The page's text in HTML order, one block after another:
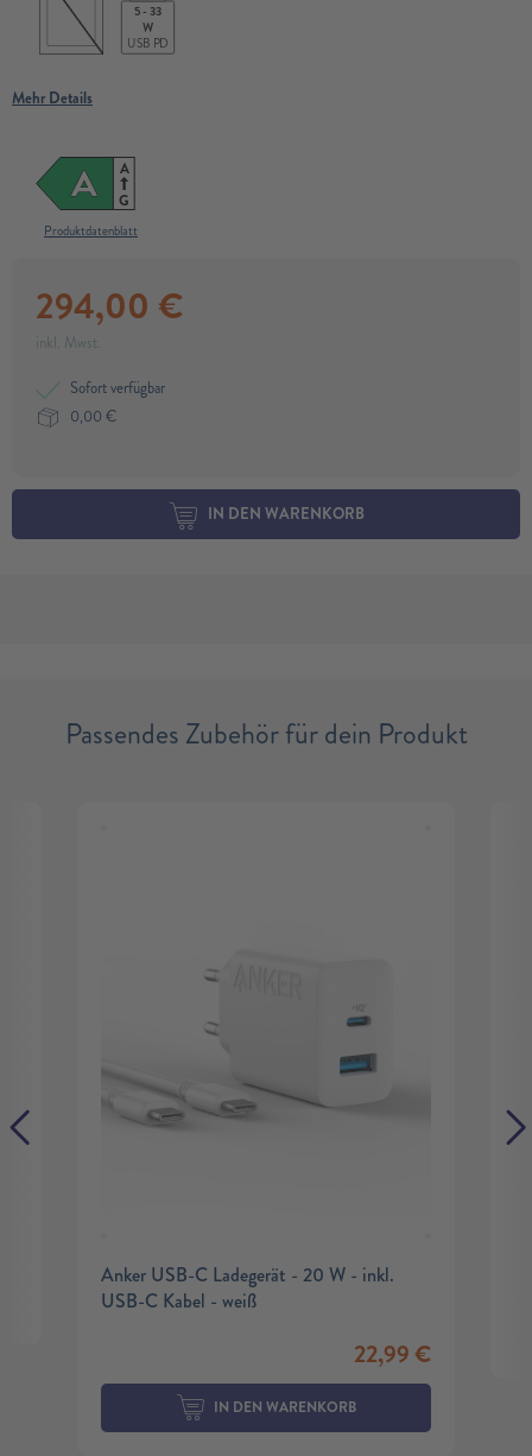
5 - 33
W
USB PD
Mehr Details
A
G
A
Produktdatenblatt
294,00 €
inkl. Mwst.
Sofort verfügbar
0,00 €
IN DEN WARENKORB
Passendes Zubehör für dein Produkt
Anker USB-C Ladegerät - 20 W - inkl.
USB-C Kabel - weiß
22,99€
IN DEN WARENKORB